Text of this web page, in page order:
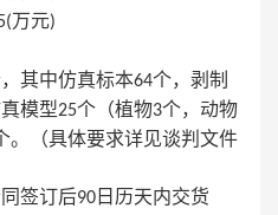
万元)
其中仿真标本64个，剥制
模型25个（植物3个，动物
。（具体要求详见谈判文件
签订后90 日历天内交货